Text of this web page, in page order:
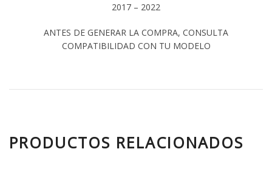
2017 – 2022
ANTES DE GENERAR LA COMPRA, CONSULTA
COMPATIBILIDAD CON TU MODELO
PRODUCTOS RELACIONADOS